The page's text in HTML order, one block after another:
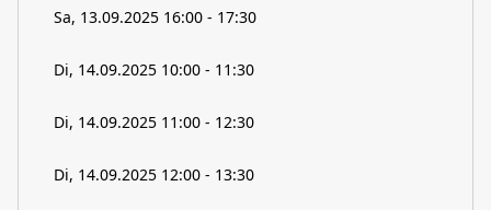
Sa, 13.09.2025 16:00 - 17:30
Di, 14.09.2025 10:00 - 11:30
Di, 14.09.2025 11:00 - 12:30
Di, 14.09.2025 12:00 - 13:30